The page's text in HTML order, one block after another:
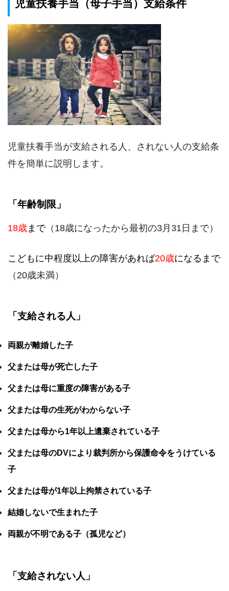
児童扶養手当（母子手当）支給条件
児童扶養手当が支給される人、されない人の支給条
件を簡単に説明します。
「年齢制限」
18歳まで（18歳になったから最初の3月31日まで）
こどもに中程度以上の障害があれば20歳になるまで
（20歳未満）
「支給される人」
両親が離婚した子
父または母が死亡した子
父または母に重度の障害がある子
父または母の生死がわからない子
父または母から1年以上遺棄されている子
父または母のDVにより裁判所から保護命令をうけている
子
父または母が1年以上拘禁されている子
結婚しないで生まれた子
両親が不明である子（孤児など）
「支給されない人」